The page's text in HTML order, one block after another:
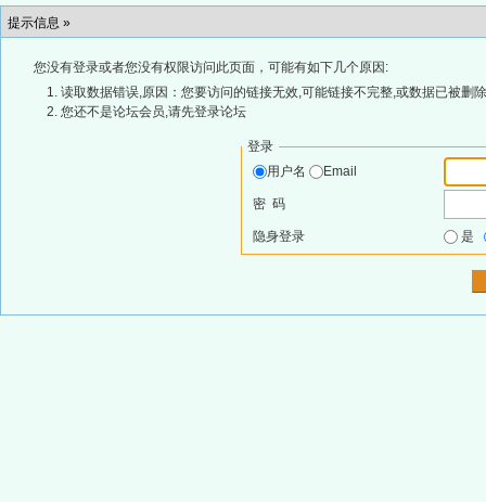
提示信息 »
您没有登录或者您没有权限访问此页面，可能有如下几个原因:
读取数据错误,原因：您要访问的链接无效,可能链接不完整,或数据已被删
您还不是论坛会员,请先登录论坛
登录
用户名
Email
密 码
隐身登录 是